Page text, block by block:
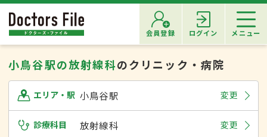
会員登録 ログイン メニュー
小鳥谷駅の放射線科のクリニック・病院
エリア・駅 小鳥谷駅 変更
診療科目 放射線科 変更